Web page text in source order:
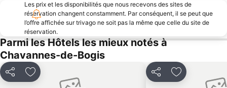
Lac de Chalain
Pâquis
Morzine Harley Days
Servette - Petit-Saconex
Acacias
Clervaux-les-Lacs - Le Grand Lac
Aéroport d'Annecy Haute-Savoie Mont-Blanc
Casino de l'Impérial
Saint-Jean - Les Charmilles
La Givrine
Aéroport de Lausanne-Blécherette
Les prix et les disponibilités que nous recevons des sites de
réservation changent constamment. Par conséquent, il se peut que
l’offre affichée sur trivago ne soit pas la même que celle du site de
réservation.
Parmi les Hôtels les mieux notés à
Chavannes-de-Bogis
PartagerAjouter à mes favoris PartagerAjouter à